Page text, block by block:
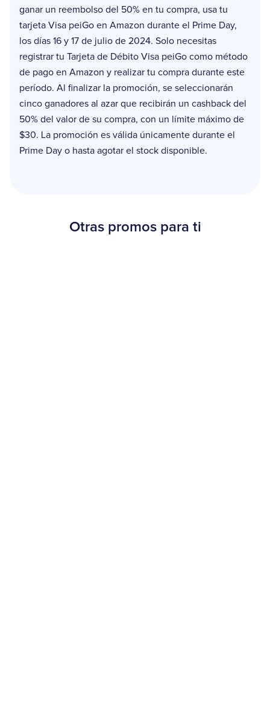
ganar un reembolso del 50% en tu compra, usa tu
tarjeta Visa peiGo en Amazon durante el Prime Day,
los días 16 y 17 de julio de 2024. Solo necesitas
registrar tu Tarjeta de Débito Visa peiGo como método
de pago en Amazon y realizar tu compra durante este
período. Al finalizar la promoción, se seleccionarán
cinco ganadores al azar que recibirán un cashback del
50% del valor de su compra, con un límite máximo de
$30. La promoción es válida únicamente durante el
Prime Day o hasta agotar el stock disponible.
Otras promos para ti